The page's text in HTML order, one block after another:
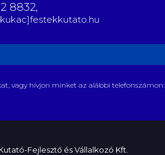
8832,
vagy hívjon minket az alábbi telefonszámon:
Fejlesztő és Vállalkozó Kft.